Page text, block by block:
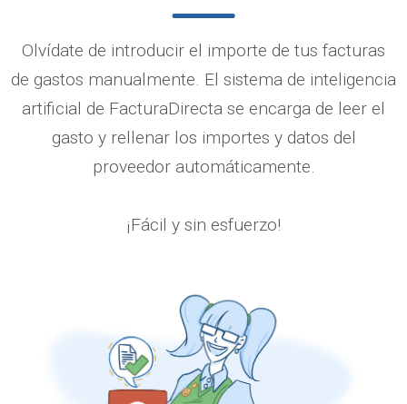
Olvídate de introducir el importe de tus facturas
de gastos manualmente. El sistema de inteligencia
artificial de FacturaDirecta se encarga de leer el
gasto y rellenar los importes y datos del
proveedor automáticamente.
¡Fácil y sin esfuerzo!